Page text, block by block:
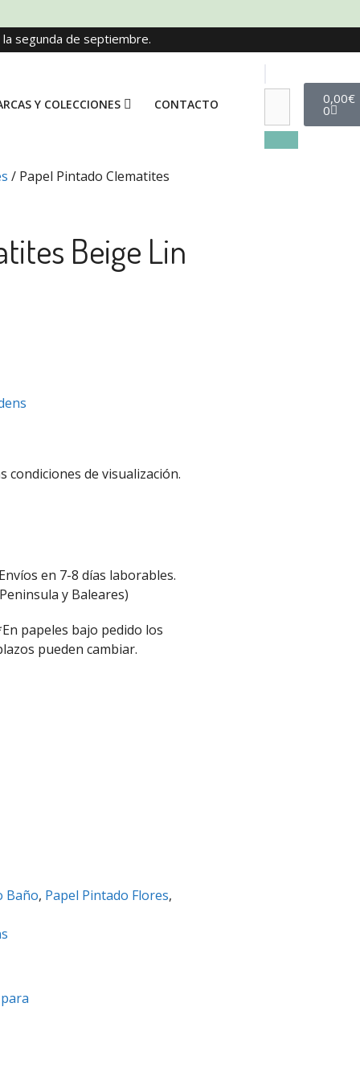
segunda de septiembre.
Y COLECCIONES CONTACTO 0,00€
0
/ Papel Pintado Clematites
Beige Lin
condiciones de visualización.
en 7-8 días laborables.
y Baleares)
papeles bajo pedido los
pueden cambiar.
Baño, Papel Pintado Flores,